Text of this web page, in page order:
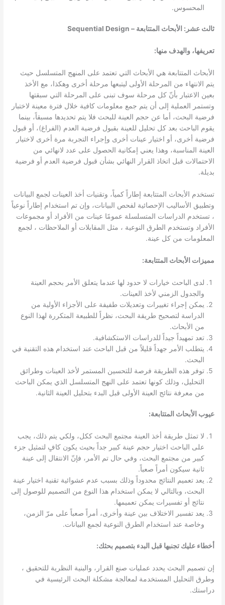
المحسوس.
ثالث عشر: الأبحاث المتتابعة – Sequential Design
تعريفها، والهدف منها:
الأبحاث المتتابعة هي الأبحاث التي تعتمد على المنهج المتسلسل حيث
يتم الانتهاء من المرحلة الأولى ليتبعها مرحلة أخرى وهكذا، مع الأخذ
بعين الاعتبار بأنّ كل مرحلة سوف تبنى على المرحلة التي سبقتها
وتستمر العملية إلى أن يتم جمع معلومات كافية خلال فترة معينة لاختبار
فرضية البحث، أما عن حجم العينة للبحث فلا يتم تحديدها مسبقاً، بينما
يقوم الباحث بعد كل تحليل للعينة بقبول فرضية العدم (الفراغ)، أو قبول
فرضية أخرى، أو اختيار عينات أخرى وإجراء التجربة مرة أخرى لاختيار
العينة المناسبة، وهذا يعني إمكانية الحصول على عدد لانهائي من
الاحتمالات قبل اتخاذ القرار النهائي بشأن قبول فرضية العدم أو فرضية
بديلة.
تستخدم الأبحاث المتتابعة إطاراً كمياً، وتقنيات أخذ العينات لجمع البيانات
وتطبيق الأساليب الإحصائية لفحص البيانات، وإن تم استخدام إطاراً نوعياً
، تستخدم الدراسات المتسلسلة عمومًا عينات من الأفراد أو مجموعات
الأفراد وتستخدم الطرق النوعية ، مثل المقابلات أو الملاحظات ، لجمع
المعلومات من كل عينة.
مميزات الأبحاث المتتابعة:
لدى الباحث خيارات لا حدود لها عندما يتعلق الأمر بحجم العينة
والجدول الزمني لأخذ العينات.
يمكن إجراء تغييرات وتعديلات طفيفة على الأجزاء الأولية من
الدراسة لتصحيح طريقة البحث، نظراً للطبيعة المتكررة لهذا النوع
من الأبحاث.
تعد تمهيداً جيداً للدراسات الاستكشافية.
يتطلب الأمر جهداً قليلاً من قبل الباحث عند استخدام هذه التقنية في
البحث.
توفر هذه الطريقة فرصة للتحسين المستمر لأخذ العينات وطرائق
التحليل، وذلك كونها تعتمد على النهج المتسلسل الذي يمكن الباحث
من معرفة نتائج العينة الأولى قبل البدء بتحليل العينة الثانية.
عيوب الأبحاث المتتابعة:
لا تمثل طريقة أخذ العينة مجتمع البحث ككل، ولكي يتم ذلك، يجب
على الباحث اختيار حجم عينة كبير جداً بحيث يكون كافٍ لتمثيل جزء
كبير من مجتمع البحث، وفي حال تم الأمر، فإنّ الانتقال إلى عينة
ثانية سيكون أمراً صعباً.
يعد تعميم النتائج محدوداً وذلك بسبب عدم عشوائية تقنية اختيار عينة
البحث، وبالتالي لا يمكن استخدام هذا النوع من التصميم للوصول إلى
نتائج أو تفسيرات يمكن تعميمها.
يعد تفسير الاختلاف بين عينة وأخرى، أمراً صعباً على مرّ الزمن،
وخاصة عند استخدام الطرق النوعية لجمع البيانات.
أخطاء عليك تجنبها قبل البدء بتصميم بحثك:
إن تصميم البحث يحدد عمليات صنع القرار، والبنية النظرية للتحقيق ،
وطرق التحليل المستخدمة لمعالجة مشكلة البحث الرئيسية في
دراستك.